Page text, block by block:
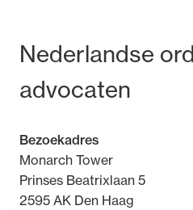
Bezoek- en
Nederlandse
advocaten
Bezoekadres
Monarch Tower
Prinses Beatrixlaan 5
2595 AK Den Haag